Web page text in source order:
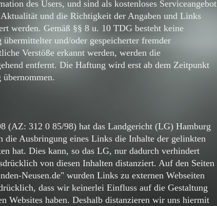
des Users, und sind als kostenloses Serviceangebot
und die Richtigkeit der Angaben und Links
werden. Gemäß §§ 8 u. 10 TDG besteht keine
und/oder gespeicherter fremder
Verstöße erkannt werden, werden die
entfernt. Die Haftung wird erst ab dem Zeitpunkt
(AZ: 312 0 85/98) hat das Landgericht (LG) Hamburg
die Ausbringung eines Links die Inhalte der gelinkten
hat. Dies kann, so das LG, nur dadurch verhindert
von diesen Inhalten distanziert. Auf den Seiten
Neusen.de" wurden Links zu externen Webseiten
dass wir keinerlei Einfluss auf die Gestaltung
Websites haben. Deshalb distanzieren wir uns hiermit